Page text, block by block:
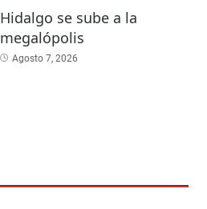
Hidalgo se sube a la
megalópolis
Agosto 7, 2026